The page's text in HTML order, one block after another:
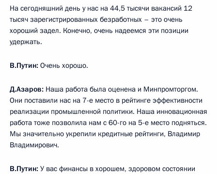
На сегодняшний день у нас на 44,5 тысячи вакансий 12
тысяч зарегистрированных безработных – это очень
хороший задел. Конечно, очень надеемся эти позиции
удержать.
В.Путин: Очень хорошо.
Д.Азаров: Наша работа была оценена и Минпромторгом.
Они поставили нас на 7-е место в рейтинге эффективности
реализации промышленной политики. Наша инновационная
работа тоже позволила нам с 60-го на 5-е место подняться.
Мы значительно укрепили кредитные рейтинги, Владимир
Владимирович.
В.Путин: У вас финансы в хорошем, здоровом состоянии